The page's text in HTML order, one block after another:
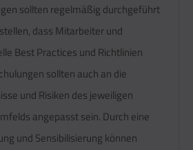
sollten regelmäßig durchgeführt
dass Mitarbeiter und
Best Practices und Richtlinien
sollten auch an die
und Risiken des jeweiligen
angepasst sein. Durch eine
und Sensibilisierung können